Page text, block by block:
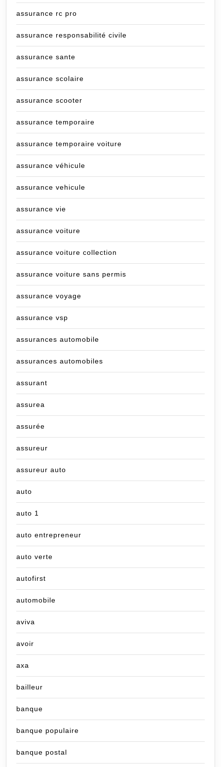
assurance rc pro
assurance responsabilité civile
assurance sante
assurance scolaire
assurance scooter
assurance temporaire
assurance temporaire voiture
assurance véhicule
assurance vehicule
assurance vie
assurance voiture
assurance voiture collection
assurance voiture sans permis
assurance voyage
assurance vsp
assurances automobile
assurances automobiles
assurant
assurea
assurée
assureur
assureur auto
auto
auto 1
auto entrepreneur
auto verte
autofirst
automobile
aviva
avoir
axa
bailleur
banque
banque populaire
banque postal